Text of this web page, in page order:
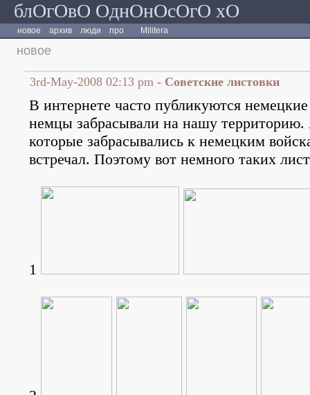
блОгОвО ОднОнОсОгО хО
новое архив люди про Militera
новое
3rd-May-2008 02:13 pm - Советские листовки
В интернете часто публикуются
немцы забрасывали на нашу территорию.
которые забрасывались к немецким
встречал. Поэтому вот немного таких
1